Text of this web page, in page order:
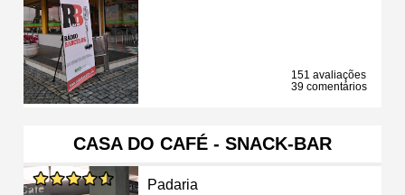
151 avaliações
39 comentários
CASA DO CAFÉ - SNACK-BAR
Padaria